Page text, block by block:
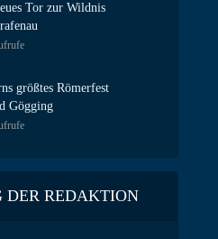
Tor zur Wildnis
größtes Römerfest
Gögging
DER REDAKTION